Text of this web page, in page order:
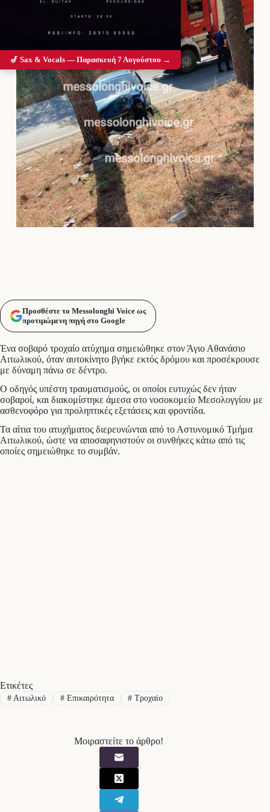
Προσθέστε το Messolonghi Voice ως
προτιμώμενη πηγή στο Google
Ένα σοβαρό τροχαίο ατύχημα σημειώθηκε στον Άγιο Αθανάσιο
Αιτωλικού, όταν αυτοκίνητο βγήκε εκτός δρόμου και προσέκρουσε
με δύναμη πάνω σε δέντρο.
Ο οδηγός υπέστη τραυματισμούς, οι οποίοι ευτυχώς δεν ήταν
σοβαροί, και διακομίστηκε άμεσα στο νοσοκομείο Μεσολογγίου με
ασθενοφόρο για προληπτικές εξετάσεις και φροντίδα.
Τα αίτια του ατυχήματος διερευνώνται από το Αστυνομικό Τμήμα
Αιτωλικού, ώστε να αποσαφηνιστούν οι συνθήκες κάτω από τις
οποίες σημειώθηκε το συμβάν.
Ετικέτες
#Αιτωλικό #Επικαιρότητα # Τροχαίο
Μοιραστείτε το άρθρο!
🎷 Sax & Vocals — Παρασκευή 7 Αυγούστου →